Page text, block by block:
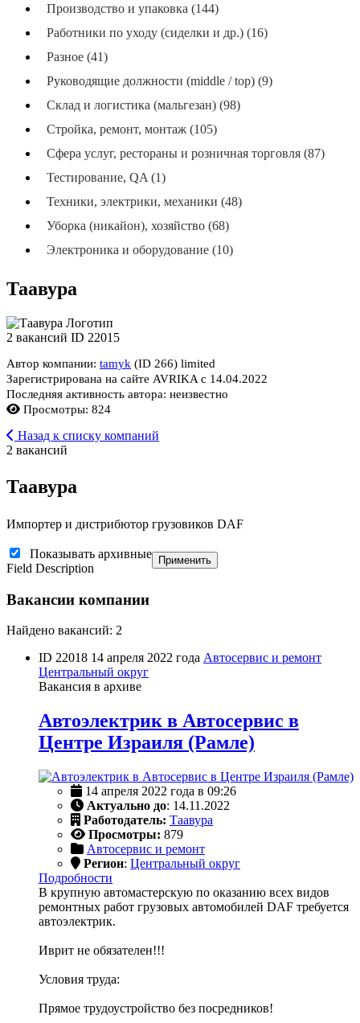
Производство и упаковка (144)
Работники по уходу (сиделки и др.) (16)
Разное (41)
Руководящие должности (middle / top) (9)
Склад и логистика (мальгезан) (98)
Стройка, ремонт, монтаж (105)
Сфера услуг, рестораны и розничная торговля (87)
Тестирование, QA (1)
Техники, электрики, механики (48)
Уборка (никайон), хозяйство (68)
Электроника и оборудование (10)
Таавура
2 вакансий ID 22015
Автор компании: tamyk (ID 266) limited
Зарегистрирована на сайте AVRIKA с 14.04.2022
Последняя активность автора: неизвестно
Просмотры: 824
Назад к списку компаний
2 вакансий
Таавура
Импортер и дистрибютор грузовиков DAF
Показывать архивные
Field Description
Применить
Вакансии компании
Найдено вакансий: 2
ID 22018 14 апреля 2022 года Автосервис и ремонт
Центральный округ
Вакансия в архиве
Автоэлектрик в Автосервис в
Центре Израиля (Рамле)
14 апреля 2022 года в 09:26
Актуально до: 14.11.2022
Работодатель: Таавура
Просмотры: 879
Автосервис и ремонт
Регион: Центральный округ
Подробности
В крупную автомастерскую по оказанию всех видов
ремонтных работ грузовых автомобилей DAF требуется
автоэлектрик.
Иврит не обязателен!!!
Условия труда:
Прямое трудоустройство без посредников!